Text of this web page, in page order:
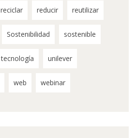
reciclar reducir reutilizar
Sostenibilidad sostenible
tecnología unilever
web webinar